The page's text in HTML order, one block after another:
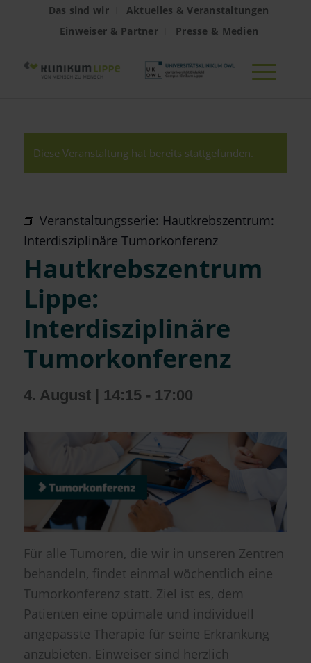
Das sind wir
Aktuelles & Veranstaltungen
Einweiser & Partner
Presse & Medien
Diese Veranstaltung hat bereits stattgefunden.
Veranstaltungsserie: Hautkrebszentrum:
Interdisziplinäre Tumorkonferenz
Hautkrebszentrum
Lippe:
Interdisziplinäre
Tumorkonferenz
4. August | 14:15 - 17:00
Für alle Tumoren, die wir in unseren Zentren
behandeln, findet einmal wöchentlich eine
Tumorkonferenz statt. Ziel ist es, dem
Patienten eine optimale und individuell
angepasste Therapie für seine Erkrankung
anzubieten. Einweiser sind herzlich